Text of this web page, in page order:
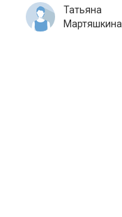
Татьяна
Мартяшкина